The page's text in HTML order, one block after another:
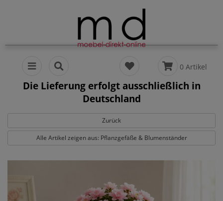
0 Artikel
Die Lieferung erfolgt ausschließlich in
Deutschland
Zurück
Alle Artikel zeigen aus: Pflanzgefäße & Blumenständer